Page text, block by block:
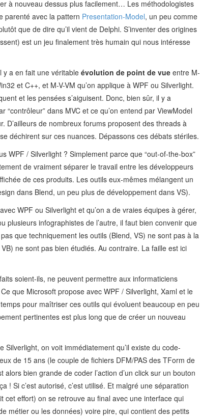
à nouveau dessus plus facilement… Les méthodologistes
parenté avec la pattern Presentation-Model, un peu comme
que de dire qu’il vient de Delphi. S’inventer des origines
est un jeu finalement très humain qui nous intéresse
y a en fait une véritable évolution de point de vue entre M-
et C++, et M-V-VM qu’on applique à WPF ou Silverlight.
et les pensées s’aiguisent. Donc, bien sûr, il y a
“contrôleur” dans MVC et ce qu’on entend par ViewModel
D’ailleurs de nombreux forums proposent des threads à
déchirent sur ces nuances. Dépassons ces débats stériles.
WPF / Silverlight ? Simplement parce que “out-of-the-box”
de vraiment séparer le travail entre les développeurs
de ces produits. Les outils eux-mêmes mélangent un
dans Blend, un peu plus de développement dans VS).
WPF ou Silverlight et qu’on a de vraies équipes à gérer,
plusieurs infographistes de l’autre, il faut bien convenir que
que techniquement les outils (Blend, VS) ne sont pas à la
ne sont pas bien étudiés. Au contraire. La faille est ici
soient-ils, ne peuvent permettre aux informaticiens
que Microsoft propose avec WPF / Silverlight, Xaml et le
pour maîtriser ces outils qui évoluent beaucoup en peu
pertinentes est plus long que de créer un nouveau
on voit immédiatement qu’il existe du code-
de 15 ans (le couple de fichiers DFM/PAS des TForm de
bien grande de coder l’action d’un click sur un bouton
! Si c’est autorisé, c’est utilisé. Et malgré une séparation
cet effort) on se retrouve au final avec une interface qui
métier ou les données) voire pire, qui contient des petits